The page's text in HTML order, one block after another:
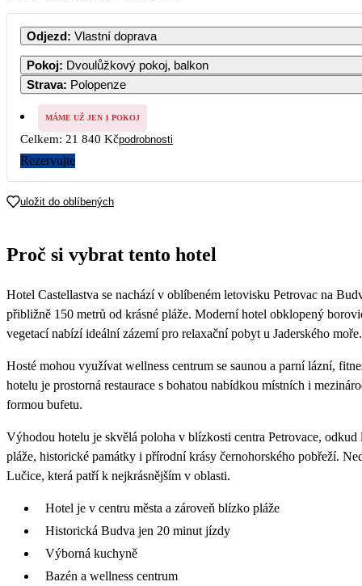
PO ÚT ST ČT PÁ
1 2
5 6 7 8 9
12
19 20 21 22 23
Odjezd: Vlastní doprava
Pokoj: Dvoulůžkový pokoj, balkon
Strava: Polopenze
MÁME UŽ JEN 1 POKOJ
Celkem: 21 840 Kčpodrobnosti
Rezervujte
uložit do oblíbených
Proč si vybrat tento hotel
Hotel Castellastva se nachází v oblíbeném letovisku Petrovac na
přibližně 150 metrů od krásné pláže. Moderní hotel obklopený
vegetací nabízí ideální zázemí pro relaxační pobyt u Jaderského moře.
Hosté mohou využívat wellness centrum se saunou a parní lázní,
hotelu je prostorná restaurace s bohatou nabídkou místních i
formou bufetu.
Výhodou hotelu je skvělá poloha v blízkosti centra Petrovace, odkud
pláže, historické památky i přírodní krásy černohorského pobřeží.
Lučice, která patří k nejkrásnějším v oblasti.
Hotel je v centru města a zároveň blízko pláže
Historická Budva jen 20 minut jízdy
Výborná kuchyně
Bazén a wellness centrum